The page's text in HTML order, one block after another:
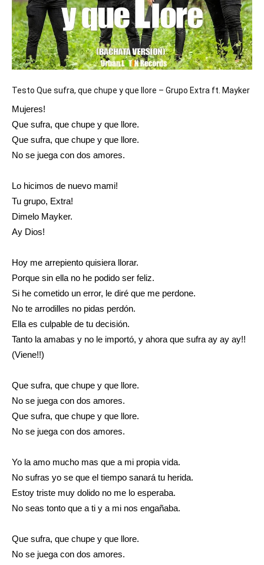
Testo Que sufra, que chupe y que llore – Grupo Extra ft. Mayker
Mujeres!
Que sufra, que chupe y que llore.
Que sufra, que chupe y que llore.
No se juega con dos amores.
Lo hicimos de nuevo mami!
Tu grupo, Extra!
Dimelo Mayker.
Ay Dios!
Hoy me arrepiento quisiera llorar.
Porque sin ella no he podido ser feliz.
Si he cometido un error, le diré que me perdone.
No te arrodilles no pidas perdón.
Ella es culpable de tu decisión.
Tanto la amabas y no le importó, y ahora que sufra ay ay ay!!
(Viene!!)
Que sufra, que chupe y que llore.
No se juega con dos amores.
Que sufra, que chupe y que llore.
No se juega con dos amores.
Yo la amo mucho mas que a mi propia vida.
No sufras yo se que el tiempo sanará tu herida.
Estoy triste muy dolido no me lo esperaba.
No seas tonto que a ti y a mi nos engañaba.
Que sufra, que chupe y que llore.
No se juega con dos amores.